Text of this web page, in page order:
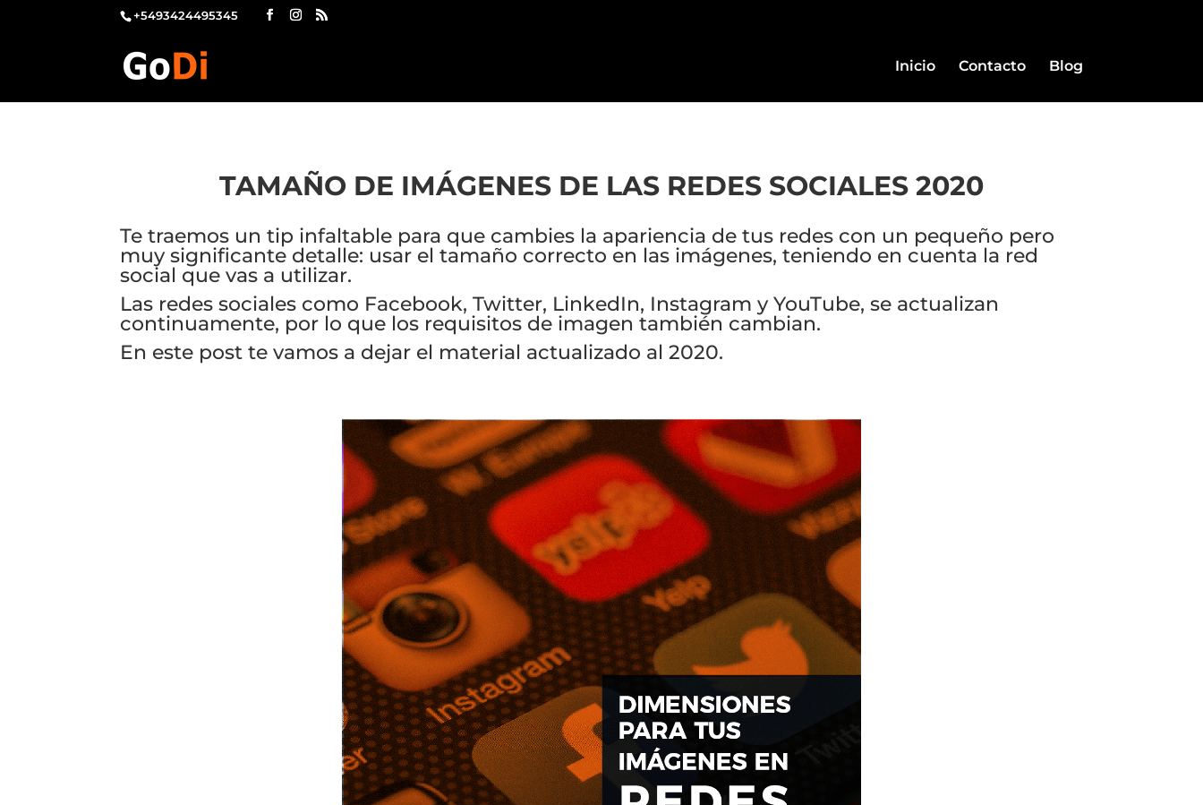
+5493424495345
Inicio Contacto Blog
TAMAÑO DE IMÁGENES DE LAS REDES SOCIALES 2020
Te traemos un tip infaltable para que cambies la apariencia de tus redes con un pequeño pero
muy significante detalle: usar el tamaño correcto en las imágenes, teniendo en cuenta la red
social que vas a utilizar.
Las redes sociales como Facebook, Twitter, LinkedIn, Instagram y YouTube, se actualizan
continuamente, por lo que los requisitos de imagen también cambian.
En este post te vamos a dejar el material actualizado al 2020.